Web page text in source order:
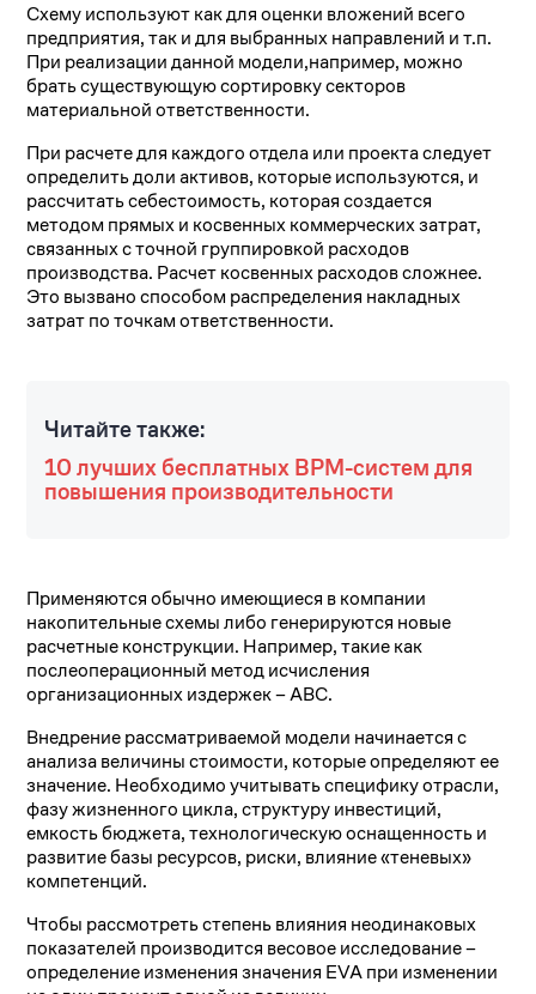
Схему используют как для оценки вложений всего
предприятия, так и для выбранных направлений и т.п.
При реализации данной модели,например, можно
брать существующую сортировку секторов
материальной ответственности.
При расчете для каждого отдела или проекта следует
определить доли активов, которые используются, и
рассчитать себестоимость, которая создается
методом прямых и косвенных коммерческих затрат,
связанных с точной группировкой расходов
производства. Расчет косвенных расходов сложнее.
Это вызвано способом распределения накладных
затрат по точкам ответственности.
Читайте также:
10 лучших бесплатных BPM-систем для
повышения производительности
Применяются обычно имеющиеся в компании
накопительные схемы либо генерируются новые
расчетные конструкции. Например, такие как
послеоперационный метод исчисления
организационных издержек – ABC.
Внедрение рассматриваемой модели начинается с
анализа величины стоимости, которые определяют ее
значение. Необходимо учитывать специфику отрасли,
фазу жизненного цикла, структуру инвестиций,
емкость бюджета, технологическую оснащенность и
развитие базы ресурсов, риски, влияние «теневых»
компетенций.
Чтобы рассмотреть степень влияния неодинаковых
показателей производится весовое исследование –
определение изменения значения EVA при изменении